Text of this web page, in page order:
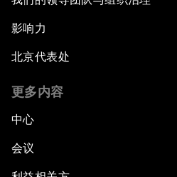
影响力
北京代表处
更多内容
中心
会议